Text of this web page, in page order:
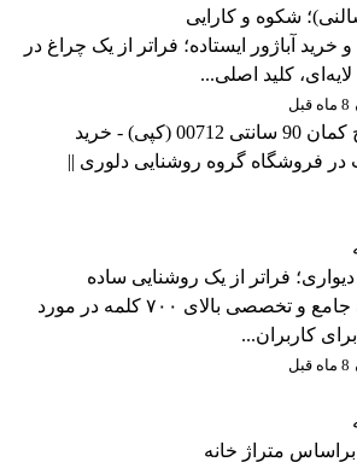
شکوه و کارایی
خرید آباژور ایستاده؛ فراتر از یک چراغ در
کلید اصلی...
8 ماه قبل
فراتر از یک روشنایی ساده
برای داشتن یک مقاله جامع و تخصصی بالای ۷۰۰ کلمه در مورد
کاربران...
8 ماه قبل
متراژ خانه